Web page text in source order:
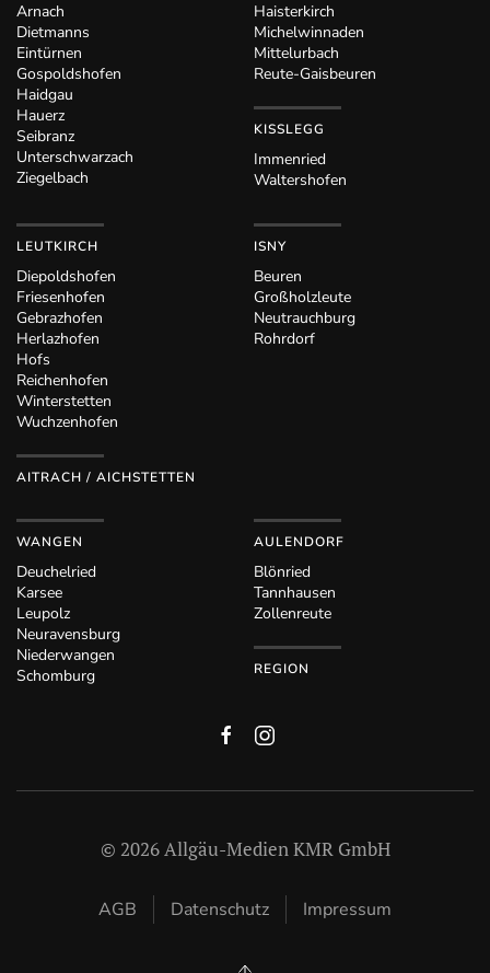
Arnach
Dietmanns
Eintürnen
Gospoldshofen
Haidgau
Hauerz
Seibranz
Unterschwarzach
Ziegelbach
Haisterkirch
Michelwinnaden
Mittelurbach
Reute-Gaisbeuren
KISSLEGG
Immenried
Waltershofen
LEUTKIRCH
Diepoldshofen
Friesenhofen
Gebrazhofen
Herlazhofen
Hofs
Reichenhofen
Winterstetten
Wuchzenhofen
AITRACH / AICHSTETTEN
ISNY
Beuren
Großholzleute
Neutrauchburg
Rohrdorf
WANGEN
Deuchelried
Karsee
Leupolz
Neuravensburg
Niederwangen
Schomburg
AULENDORF
Blönried
Tannhausen
Zollenreute
REGION
© 2026Allgäu-Medien KMR GmbH
AGB Datenschutz Impressum